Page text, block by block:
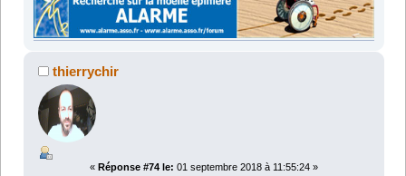
thierrychir
« Réponse #74 le: 01 septembre 2018 à 11:55:24 »